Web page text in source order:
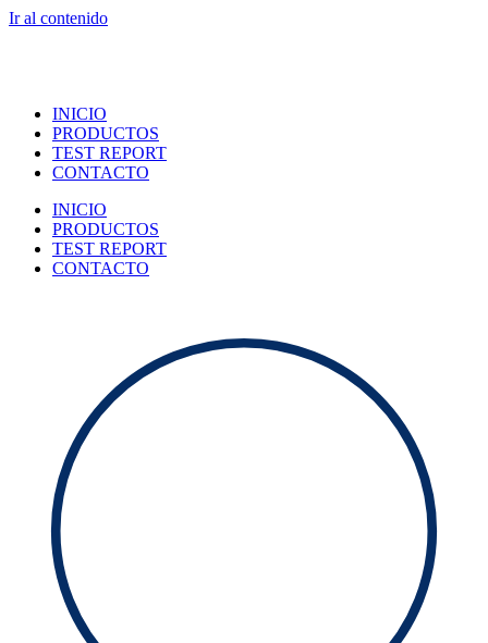
Ir al contenido
INICIO
PRODUCTOS
TEST REPORT
CONTACTO
INICIO
PRODUCTOS
TEST REPORT
CONTACTO